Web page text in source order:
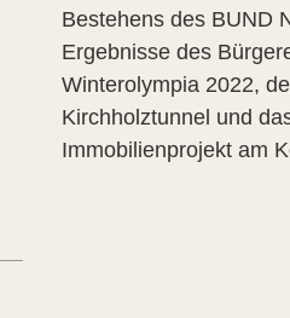
Bestehens des BUND
Ergebnisse des
Winterolympia 2022,
Kirchholztunnel und
Immobilienprojekt am